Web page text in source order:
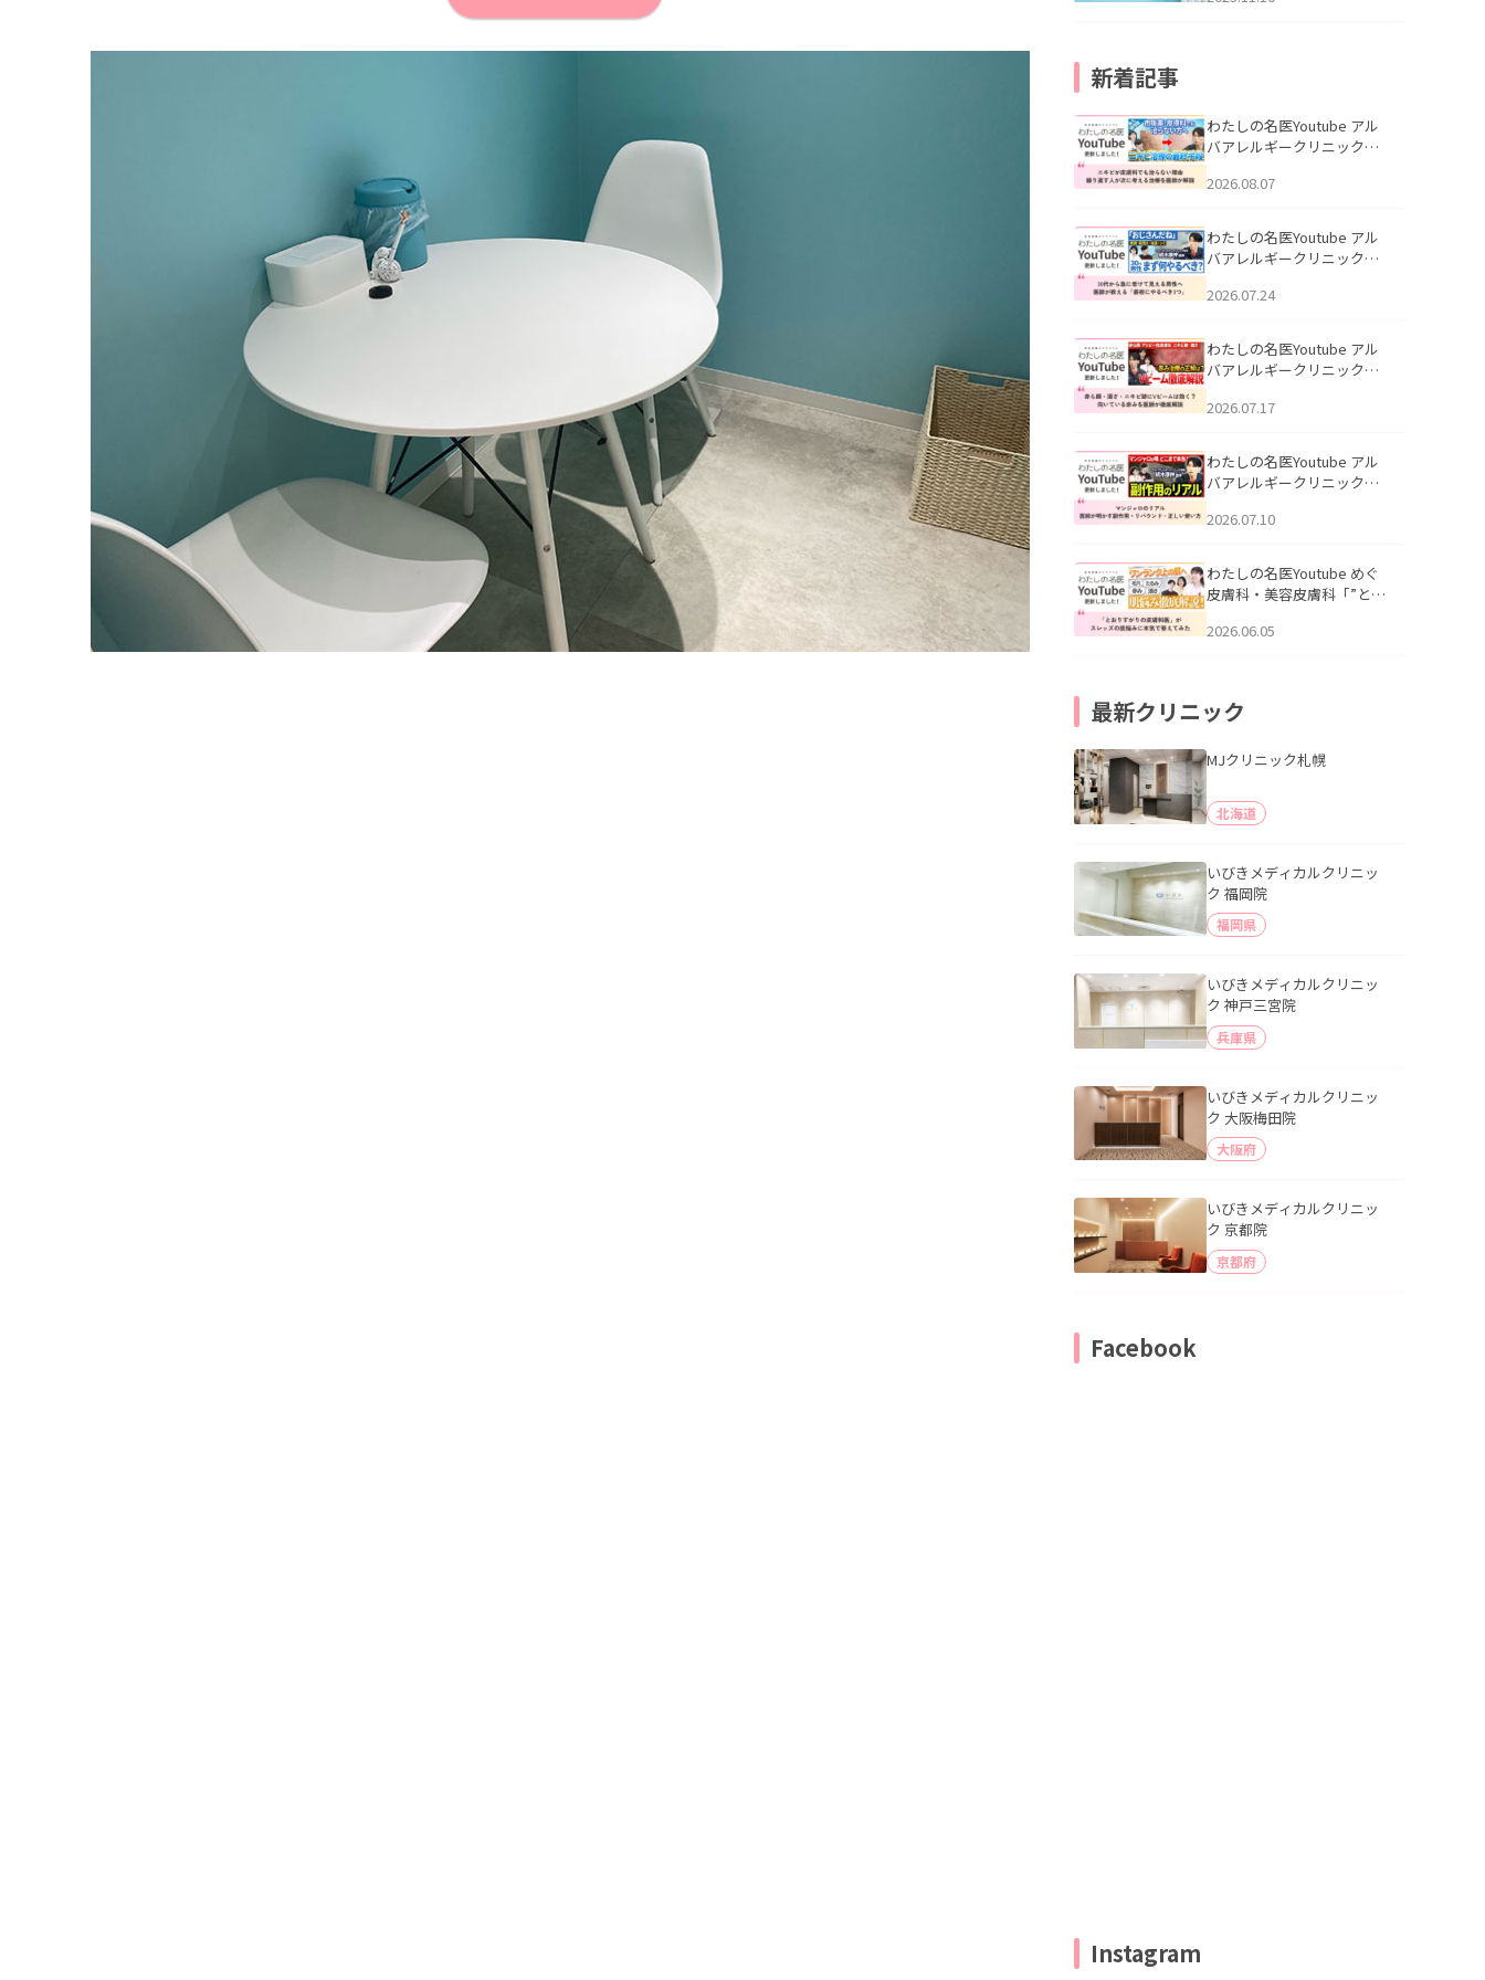
新着記事
わたしの名医Youtube アル
バアレルギークリニック札
らない理由｜繰り返す人が
説」を公開いたしました。
2026.08.07
わたしの名医Youtube アル
バアレルギークリニック札
える男性へ｜医師が教える
公開いたしました。
2026.07.24
わたしの名医Youtube アル
バアレルギークリニック札
跡にVビームは効く？向いて
説」を公開いたしました。
2026.07.17
わたしの名医Youtube アル
バアレルギークリニック札
医師が明かす副作用・リバ
公開いたしました。
2026.07.10
わたしの名医Youtube めぐ
皮膚科・美容皮膚科「”とお
ッズの肌悩みに本気で答え
2026.06.05
最新クリニック
MJクリニック札幌
北海道
いびきメディカルクリニッ
ク 福岡院
福岡県
いびきメディカルクリニッ
ク 神戸三宮院
兵庫県
いびきメディカルクリニッ
ク 大阪梅田院
大阪府
いびきメディカルクリニッ
ク 京都院
京都府
Facebook
Instagram